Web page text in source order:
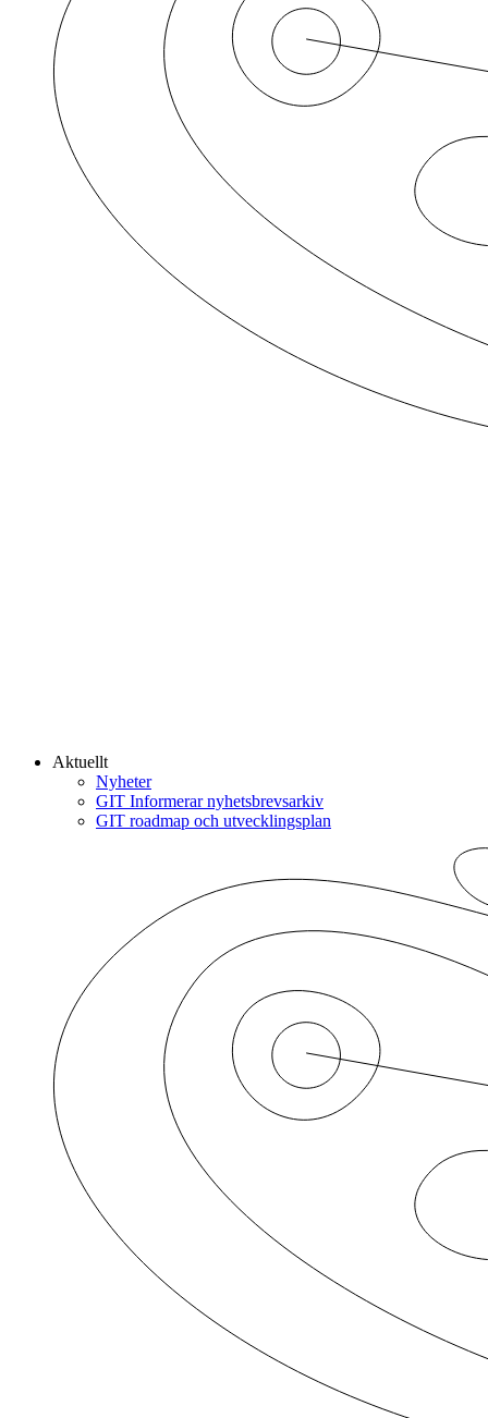
Aktuellt
Nyheter
GIT Informerar nyhetsbrevsarkiv
GIT roadmap och utvecklingsplan